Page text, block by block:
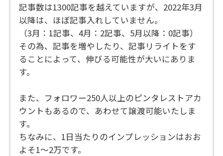
記事数は1300記事を越えていますが、2022年3月
以降は、ほぼ記事入れしていません。
（3月：1記事、4月：2記事、5月以降：0記事）
その為、記事を増やしたり、記事リライトをす
ることによって、伸びる可能性が大いにありま
す。
また、フォロワー250人以上のピンタレストアカ
ウントもあるので、あわせて譲渡可能いたしま
す。
ちなみに、1日当たりのインプレッションはおお
よそ1～2万です。